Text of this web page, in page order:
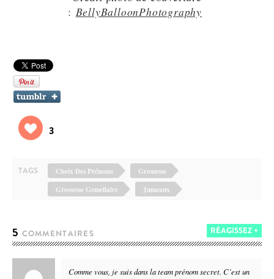
: BellyBalloonPhotography
3
TAGS Choix Des Prénoms
Grossesse
Grossesse Gemellaire
Jumeaux
5 COMMENTAIRES RÉAGISSEZ +
Comme vous, je suis dans la team prénom secret. C’est un